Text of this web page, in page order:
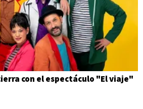
con el espectáculo "El viaje"